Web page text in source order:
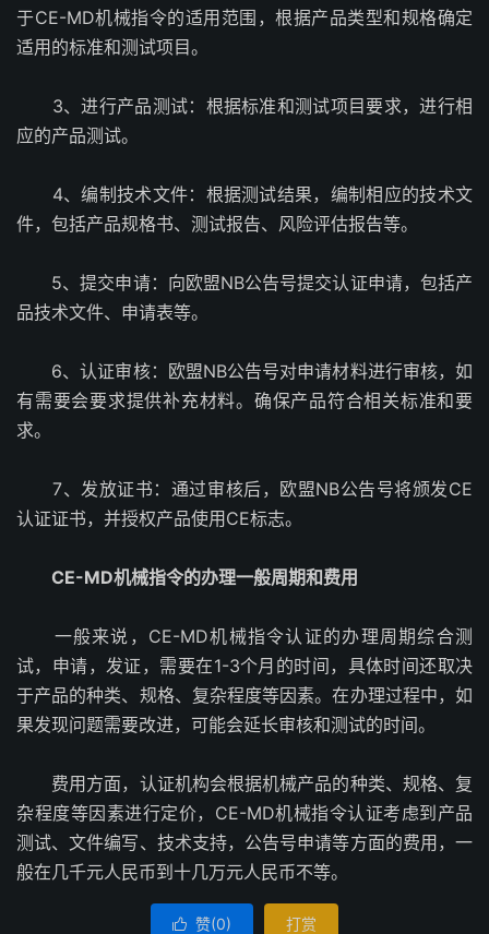
于CE-MD机械指令的适用范围，根据产品类型和规格确定
适用的标准和测试项目。
3、进行产品测试：根据标准和测试项目要求，进行相
应的产品测试。
4、编制技术文件：根据测试结果，编制相应的技术文
件，包括产品规格书、测试报告、风险评估报告等。
5、提交申请：向欧盟NB公告号提交认证申请，包括产
品技术文件、申请表等。
6、认证审核：欧盟NB公告号对申请材料进行审核，如
有需要会要求提供补充材料。确保产品符合相关标准和要
求。
7、发放证书：通过审核后，欧盟NB公告号将颁发CE
认证证书，并授权产品使用CE标志。
CE-MD机械指令的办理一般周期和费用
一般来说，CE-MD机械指令认证的办理周期综合测
试，申请，发证，需要在1-3个月的时间，具体时间还取决
于产品的种类、规格、复杂程度等因素。在办理过程中，如
果发现问题需要改进，可能会延长审核和测试的时间。
费用方面，认证机构会根据机械产品的种类、规格、复
杂程度等因素进行定价，CE-MD机械指令认证考虑到产品
测试、文件编写、技术支持，公告号申请等方面的费用，一
般在几千元人民币到十几万元人民币不等。
 赞(0) 打赏